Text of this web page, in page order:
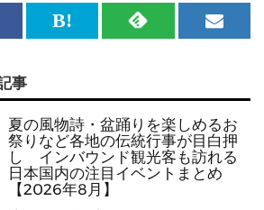
は
ブ
ッ
ク
マ
RSS
事
を
購
メ
ガ
登
録
事
夏の風物詩・盆踊りを楽しめるお
祭りなど各地の伝統行事が目白押
し インバウンド観光客も訪れる
日本国内の注目イベントまとめ
【2026年8月】